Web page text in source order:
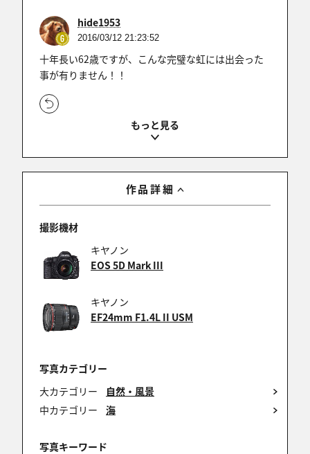
hide1953
2016/03/12 21:23:52
十年長い62歳ですが、こんな完璧な虹には出会った
事が有りません！！
✨いくせんのほし★播磨へ
2016/03/12 21:12:29
撮りこみ苦労
2016/03/11 14:04:58
ここまでパーフェクトな虹は、初めて見ました、見
事ですね。
2016/02/29 23:16:22
素晴らしい光景ですね！
作品詳細
撮影機材
キヤノン
EOS 5D Mark III
キヤノン
EF24mm F1.4L II USM
写真カテゴリー
大カテゴリー
自然・風景
中カテゴリー
海
写真キーワード